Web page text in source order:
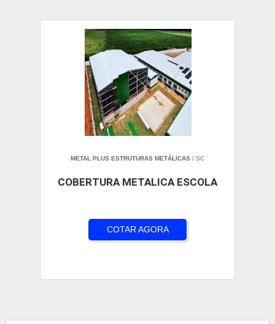
METAL PLUS ESTRUTURAS METÁLICAS / SC
COBERTURA METALICA ESCOLA
COTAR AGORA